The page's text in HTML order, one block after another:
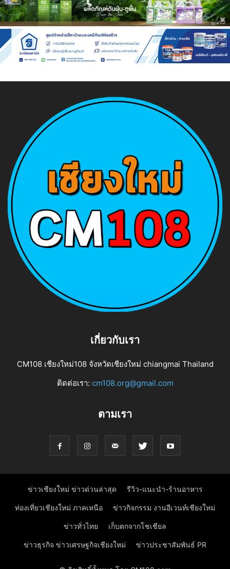
เกี่ยวกับเรา
CM108 เชียงใหม่108 จังหวัดเชียงใหม่ chiangmai Thailand
ติดต่อเรา: cm108.org@gmail.com
ตามเรา
ข่าวเชียงใหม่ ข่าวด่วนล่าสุด รีวิว-แนะนำ-ร้านอาหาร
ท่องเที่ยวเชียงใหม่ ภาคเหนือ ข่าวกิจกรรม งานอีเวนท์เชียงใหม่
ข่าวทั่วไทย เก็บตกจากโซเชียล
ข่าวธุรกิจ ข่าวเศรษฐกิจเชียงใหม่ ข่าวประชาสัมพันธ์ PR